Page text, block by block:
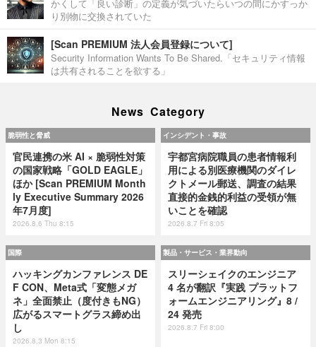
かくして「良い診断」の定義が気づいたらいつの間にかすっか
り別物に交換されていた
[Scan PREMIUM 法人会員登録について]
Security Information Wants To Be Shared.「セキュリティ情報
は共有されることを欲する」
News Category
脆弱性と脅威
官民連携の米 AI × 脆弱性対策
の国家戦略「GOLD EAGLE」
ほか [Scan PREMIUM Month
ly Executive Summary 2026
年7月度]
2026.8.6 Thu 8:15
インシデント・事故
宇都宮病院職員の患者情報利
用による別医療機関のダイレ
クトメール郵送、調査の結果
直接的金銭的利益の受領が無
いことを確認
2026.8.7 Fri 8:05
国際
ハッキングカンファレンス DE
F CON、Meta式「変態メガ
ネ」全面禁止（度付きもNG）
広がるスマートグラス締め出
し
2026.8.3 Mon 8:15
製品・サービス・業界動向
スリーシェイクのエンジニア
4 名が翻訳『実践 プラットフ
ォームエンジニアリング』8 /
24 発売
2026.8.7 Fri 8:00